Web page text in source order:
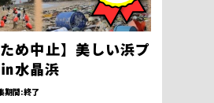
ため中止】美しい浜プ
水晶浜
期間:終了